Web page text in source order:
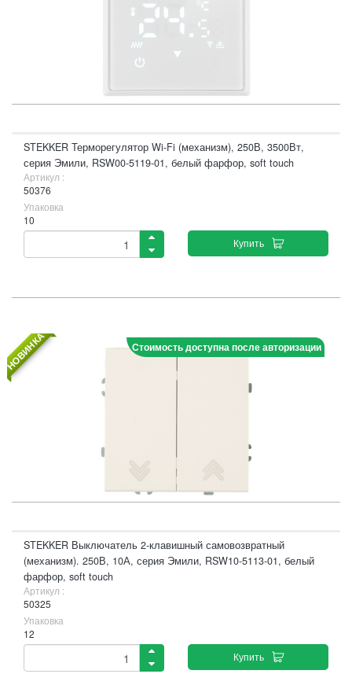
STEKKER Терморегулятор Wi-Fi (механизм), 250В, 3500Вт,
серия Эмили, RSW00-5119-01, белый фарфор, soft touch
Артикул :
50376
Упаковка
10
Купить
НОВИНКА Стоимость доступна после авторизации
STEKKER Выключатель 2-клавишный самовозвратный
(механизм). 250В, 10А, серия Эмили, RSW10-5113-01, белый
фарфор, soft touch
Артикул :
50325
Упаковка
12
Купить